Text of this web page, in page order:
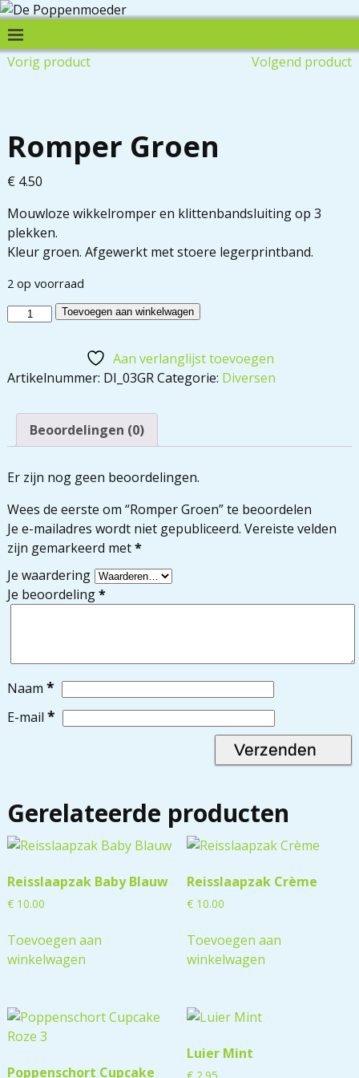
Vorig product Volgend product
Romper Groen
€ 4.50
Mouwloze wikkelromper en klittenbandsluiting op 3
plekken.
Kleur groen. Afgewerkt met stoere legerprintband.
2 op voorraad
Toevoegen aan winkelwagen
Aan verlanglijst toevoegen
Artikelnummer: DI_03GRCategorie: Diversen
Beoordelingen (0)
Er zijn nog geen beoordelingen.
Wees de eerste om “Romper Groen” te beoordelen
Je e-mailadres wordt niet gepubliceerd. Vereiste velden
zijn gemarkeerd met*
Je waardering
Je beoordeling*
Naam *
E-mail *
Gerelateerde producten
Reisslaapzak Baby Blauw
€10.00
Toevoegen aan
winkelwagen
Reisslaapzak Crème
€10.00
Toevoegen aan
winkelwagen
Poppenschort Cupcake
Luier Mint